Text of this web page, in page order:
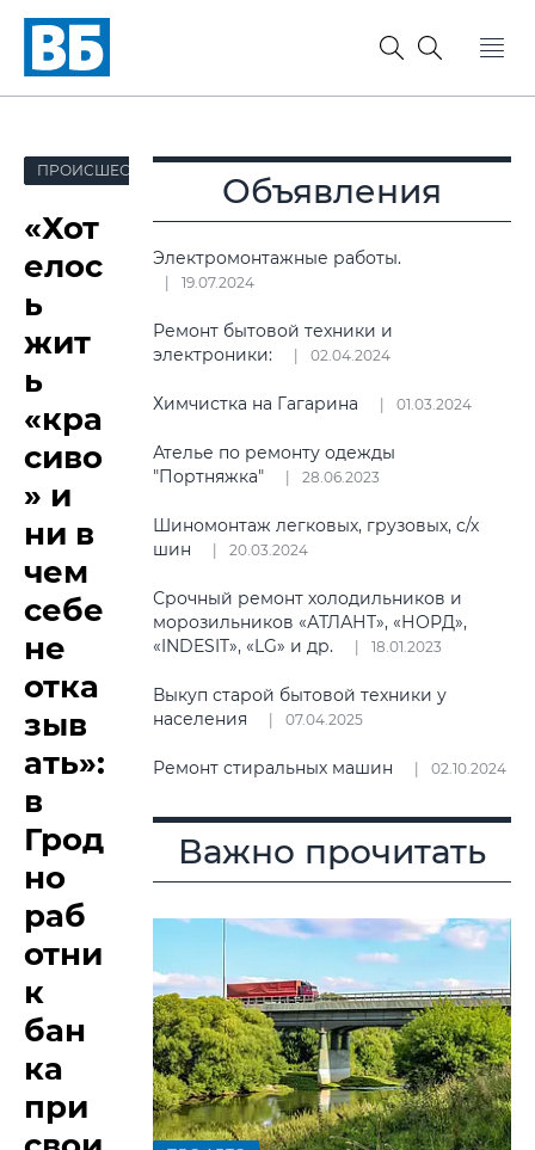
ПРОИСШЕСТВИЯ
«Хот
елос
ь
жит
ь
«кра
сиво
» и
ни в
чем
себе
не
отка
зыв
ать»:
в
Грод
но
раб
отни
к
бан
ка
при
Объявления
Электромонтажные работы.
19.07.2024
Ремонт бытовой техники и
электроники:
02.04.2024
Химчистка на Гагарина 01.03.2024
Ателье по ремонту одежды
"Портняжка"
28.06.2023
Шиномонтаж легковых, грузовых, с/х
шин
20.03.2024
Срочный ремонт холодильников и
морозильников «АТЛАНТ», «НОРД»,
«INDESIT», «LG» и др.
18.01.2023
Выкуп старой бытовой техники у
населения
07.04.2025
Ремонт стиральных машин 02.10.2024
Важно прочитать